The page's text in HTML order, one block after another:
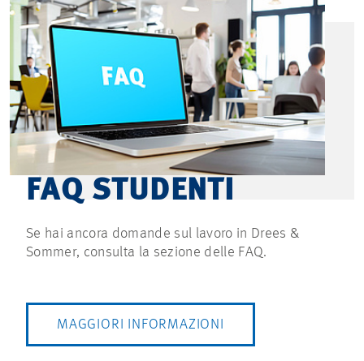
FAQ STUDENTI
Se hai ancora domande sul lavoro in Drees &
Sommer, consulta la sezione delle FAQ.
MAGGIORI INFORMAZIONI